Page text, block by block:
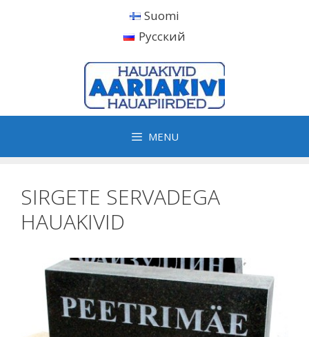
Suomi
Русский
MENU
SIRGETE SERVADEGA
HAUAKIVID